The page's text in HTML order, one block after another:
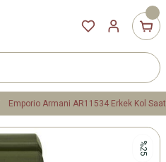
Emporio Armani AR11534 Erkek Kol
%25